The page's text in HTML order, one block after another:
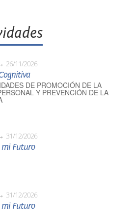
26/11/2026
DE PROMOCIÓN DE LA
Y PREVENCIÓN DE LA
31/12/2026
mi Futuro
31/12/2026
mi Futuro